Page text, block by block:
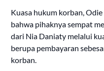
Kuasa hukum korban,
bahwa pihaknya sempat
dari Nia Daniaty melalui
berupa pembayaran
korban.